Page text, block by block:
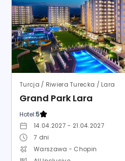
Turcja / Riwiera Turecka / Lara
Grand Park Lara
Hotel:5
14.04.2027 - 21.04.2027
7 dni
Warszawa - Chopin